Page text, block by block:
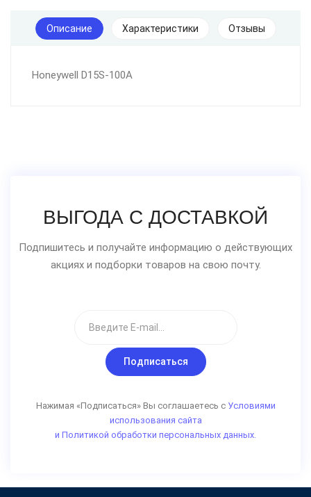
Описание Характеристики Отзывы
Honeywell D15S-100A
ВЫГОДА С ДОСТАВКОЙ
Подпишитесь и получайте информацию о действующих
акциях и подборки товаров на свою почту.
Подписаться
Нажимая «Подписаться» Вы соглашаетесь с Условиями
использования сайта
и Политикой обработки персональных данных.